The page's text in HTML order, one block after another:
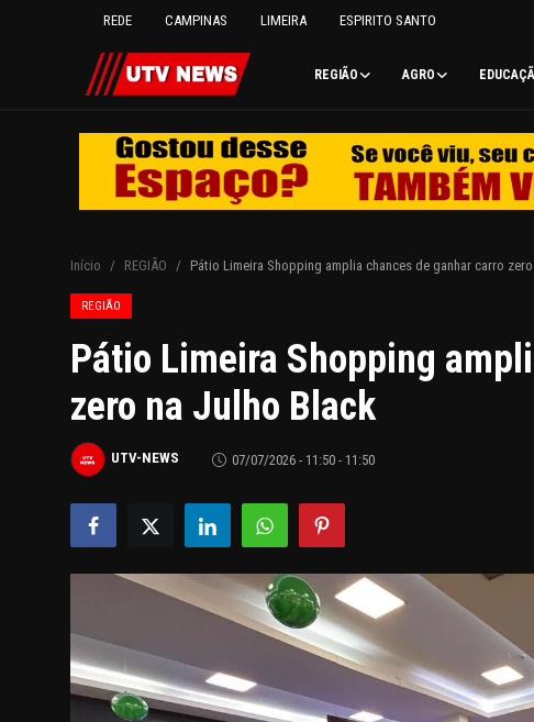
REDE CAMPINAS LIMEIRA ESPIRITO SANTO
REGIÃO AGRO
ESPIRITO SANTO
EDUCAÇÃO
POLÍTICA
ESPORTES
Início REGIÃO Pátio Limeira Shopping amplia chances de ganhar carro
REGIÃO
Pátio Limeira Shopping
zero na Julho Black
UTV-NEWS 07/07/2026 - 11:50 - 11:50